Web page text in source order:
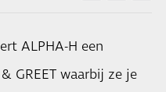
ALPHA-H een
GREET waarbij ze je